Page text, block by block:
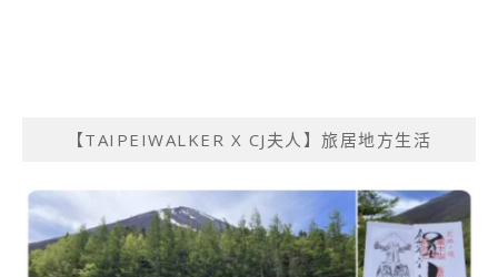
【TAIPEIWALKER X CJ夫人】旅居地方生活